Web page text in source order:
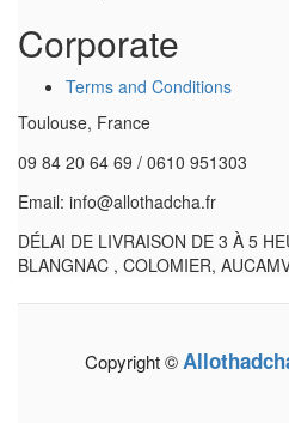
Corporate
Terms and Conditions
Toulouse, France
09 84 20 64 69 / 0610 951303
Email: info@allothadcha.fr
DÉLAI DE LIVRAISON DE 3 À 5
BLANGNAC , COLOMIER,
Copyright ©